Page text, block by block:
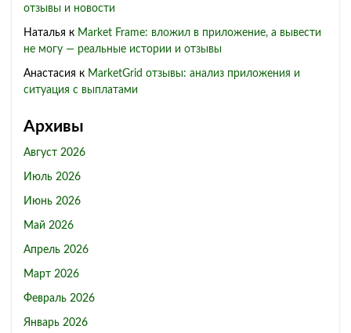
отзывы и новости
Наталья к Market Frame: вложил в приложение, а вывести
не могу — реальные истории и отзывы
Анастасия к MarketGrid отзывы: анализ приложения и
ситуация с выплатами
Архивы
Август 2026
Июль 2026
Июнь 2026
Май 2026
Апрель 2026
Март 2026
Февраль 2026
Январь 2026